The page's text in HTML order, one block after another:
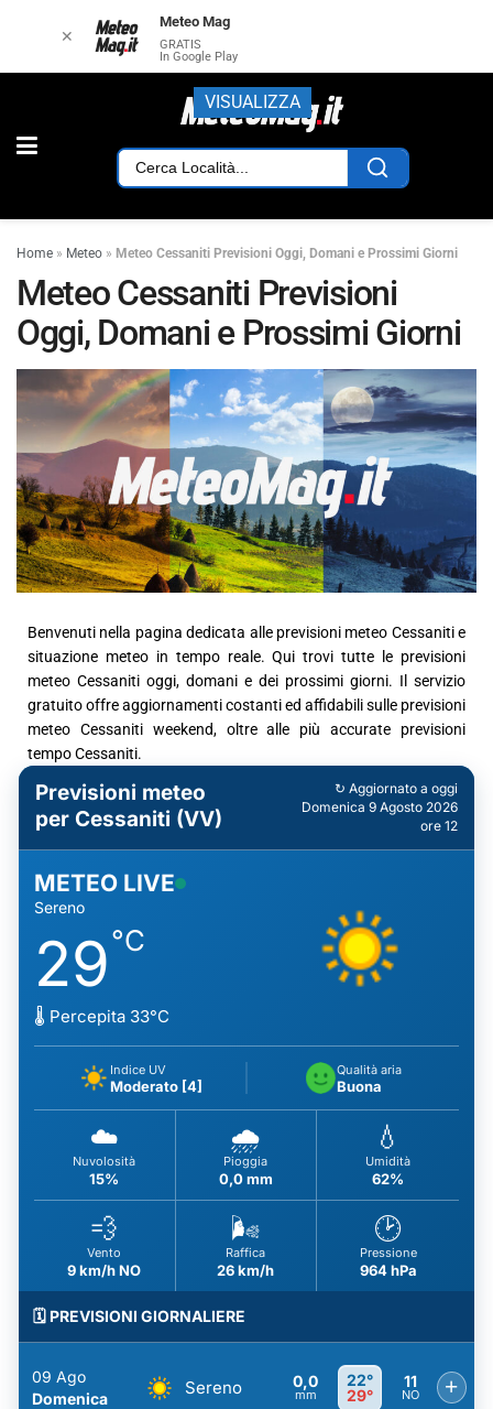
Home » Meteo » Meteo Cessaniti Previsioni Oggi, Domani e Prossimi Giorni
Meteo Cessaniti Previsioni
Oggi, Domani e Prossimi Giorni
Benvenuti nella pagina dedicata alle previsioni meteo Cessaniti e
situazione meteo in tempo reale. Qui trovi tutte le previsioni
meteo Cessaniti oggi, domani e dei prossimi giorni. Il servizio
gratuito offre aggiornamenti costanti ed affidabili sulle previsioni
meteo Cessaniti weekend, oltre alle più accurate previsioni
tempo Cessaniti.
Previsioni meteo
per Cessaniti (VV)
↻ Aggiornato a oggi
Domenica 9 Agosto 2026
ore 12
METEO LIVE
Sereno
29°C
🌡️ Percepita 33°C
Indice UV
Moderato [4]
Qualità aria
Buona
☁️
Nuvolosità
15%
🌧️
Pioggia
0,0 mm
💧
Umidità
62%
💨
Vento
9 km/h NO
🌬️
Raffica
26 km/h
🕑
Pressione
964 hPa
🗓️ PREVISIONI GIORNALIERE
09 Ago
Domenica
Sereno 0,0
mm
22°
29°
11
NO +
✕
Meteo Mag
GRATIS
In Google Play
VISUALIZZA